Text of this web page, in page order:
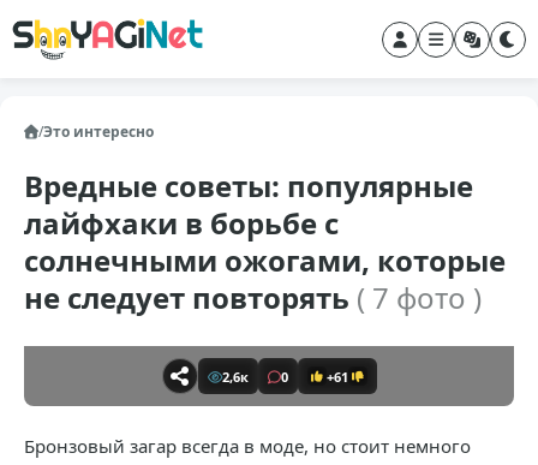
/Это интересно
Вредные советы: популярные
лайфхаки в борьбе с
солнечными ожогами, которые
не следует повторять ( 7 фото )
2,6к 0 +61
Бронзовый загар всегда в моде, но стоит немного